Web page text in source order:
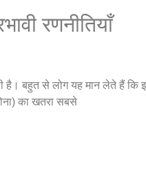
रणनीतियाँ
है। बहुत से लोग यह मान लेते हैं
का खतरा सबसे